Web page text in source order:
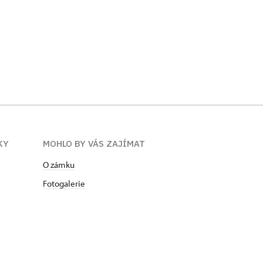
MOHLO BY VÁS ZAJÍMAT
O zámku
Fotogalerie